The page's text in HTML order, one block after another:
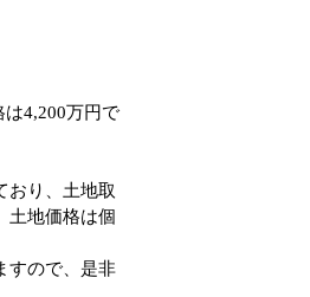
4,200万円で
おり、土地取
土地価格は個
すので、是非